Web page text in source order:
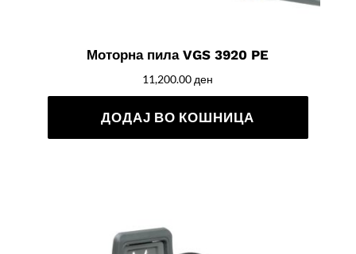
Моторна пила VGS 3920 PE
11,200.00 ден
ДОДАЈ ВО КОШНИЦА